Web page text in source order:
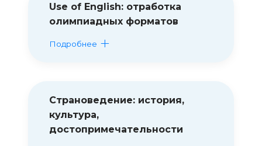
Use of English: отработка
олимпиадных форматов
Подробнее
Страноведение: история,
культура,
достопримечательности